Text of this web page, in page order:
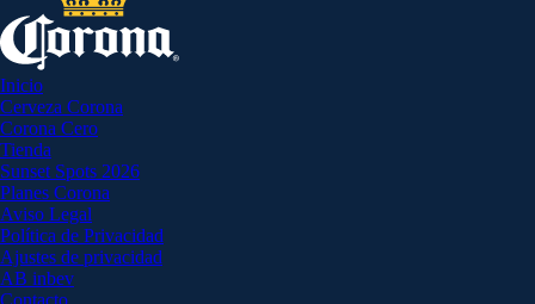
Inicio
Cerveza Corona
Corona Cero
Tienda
Sunset Spots 2026
Planes Corona
Aviso Legal
Política de Privacidad
Ajustes de privacidad
AB inbev
Contacto